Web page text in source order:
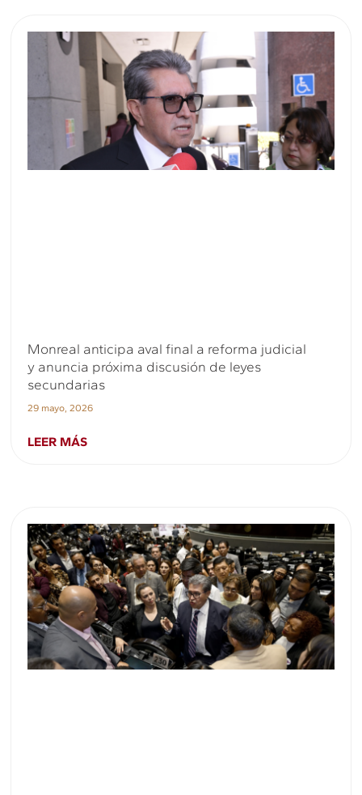
Monreal anticipa aval final a reforma judicial
y anuncia próxima discusión de leyes
secundarias
29 mayo, 2026
LEER MÁS